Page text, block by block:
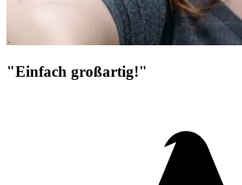
"Einfach großartig!"